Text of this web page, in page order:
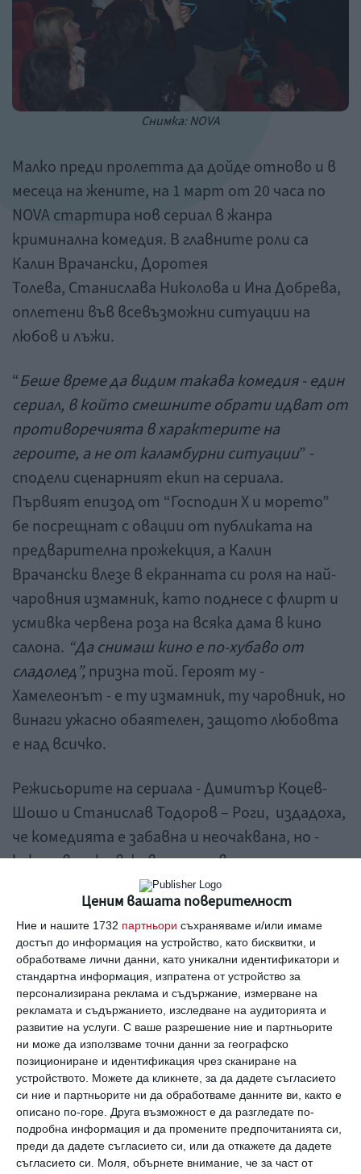
Ценим вашата поверителност
Ние и нашите 1732 партньори съхраняваме и/или имаме
достъп до информация на устройство, като бисквитки, и
обработваме лични данни, като уникални идентификатори и
стандартна информация, изпратена от устройство за
персонализирана реклама и съдържание, измерване на
рекламата и съдържанието, изследване на аудиторията и
развитие на услуги. С ваше разрешение ние и партньорите
ни може да използваме точни данни за географско
позициониране и идентификация чрез сканиране на
устройството. Можете да кликнете, за да дадете съгласието
си ние и партньорите ни да обработваме данните ви, както е
описано по-горе. Друга възможност е да разгледате по-
подробна информация и да промените предпочитанията си,
преди да дадете съгласието си, или да откажете да дадете
съгласието си.
Моля, обърнете внимание, че за част от
Снимка: NOVA
Малко преди пролетта да дойде отново и в
месеца на жените, на 1 март от 20 часа по
NOVA стартира нов сериал в жанра
криминална комедия. В главните роли са
Калин Врачански, Доротея
Толева, Станислава Николова и Ина Добрева,
оплетени във всевъзможни ситуации на
любов и лъжи.
“Беше време да видим такава комедия - един
сериал, в който смешните обрати идват от
противоречията в характерите на
героите, а не от каламбурни ситуации” -
сподели сценарният екип на сериала.
Първият епизод от “Господин X и морето”
бе посрещнат с овации от публиката на
предварителна прожекция, а Калин
Врачански влезе в екранната си роля на най-
чаровния измамник, като поднесе с флирт и
усмивка червена роза на всяка дама в кино
салона. “Да снимаш кино е по-хубаво от
сладолед”, призна той. Героят му-
Хамелеонът - е ту измамник, ту чаровник, но
винаги ужасно обаятелен, защото любовта
е над всичко.
Режисьорите на сериала - Димитър Коцев-
Шошо и Станислав Тодоров – Роги, издадоха,
че комедията е забавна и неочаквана, но -
както всичко в живота - не винаги смешна.
Героите се лутат между това дали да
бъдат истински или фалшиви и с това
попадат в неочаквани ситуации“, повдигнаха
завесата те и към сериозната страна в
отношенията между хората.
„Господин Х и морето е препратка към
класическите и обичани български комедии
от 80-те години, но в напълно актуален за
съвремието ни контекст“, сподели Антоний
Мангов, програмен директор на NOVA.
“Господин X и морето” стартира на 1 март от 20:00 ч. по